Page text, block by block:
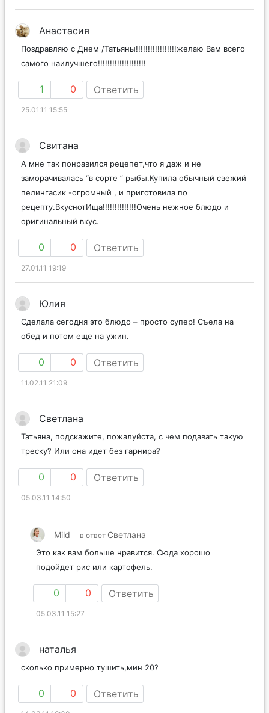
Анастасия
Поздравляю с Днем /Татьяны!!!!!!!!!!!!!!!!!желаю Вам всего
самого наилучшего!!!!!!!!!!!!!!!!!!!!
1 0 Ответить
25.01.11 15:55
Свитана
А мне так понравился рецепет,что я даж и не
заморачивалась “в сорте ” рыбы.Купила обычный свежий
пелингасик -огромный , и приготовила по
рецепту.ВкуснотИща!!!!!!!!!!!!!!Очень нежное блюдо и
оригинальный вкус.
0 0 Ответить
27.01.11 19:19
Юлия
Сделала сегодня это блюдо – просто супер! Съела на
обед и потом еще на ужин.
0 0 Ответить
11.02.11 21:09
Светлана
Татьяна, подскажите, пожалуйста, с чем подавать такую
треску? Или она идет без гарнира?
0 0 Ответить
05.03.11 14:50
Mild в ответ Светлана
Это как вам больше нравится. Сюда хорошо
подойдет рис или картофель.
0 0 Ответить
05.03.11 15:27
наталья
сколько примерно тушить,мин 20?
0 0 Ответить